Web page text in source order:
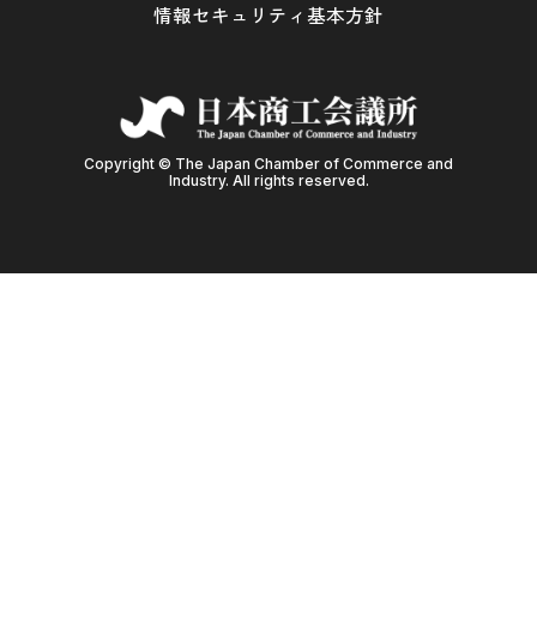
Copyright © The Japan Chamber of Commerce and
Industry. All rights reserved.
情報セキュリティ基本方針